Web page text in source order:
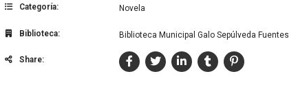
Categoría: Novela
Biblioteca: Biblioteca Municipal Galo Sepúlveda Fuentes
Share: